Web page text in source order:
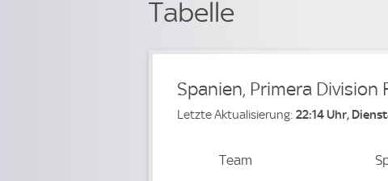
Tabelle
Spanien, Primera Division
Letzte Aktualisierung: 22:14 Uhr,
PlatzTeam